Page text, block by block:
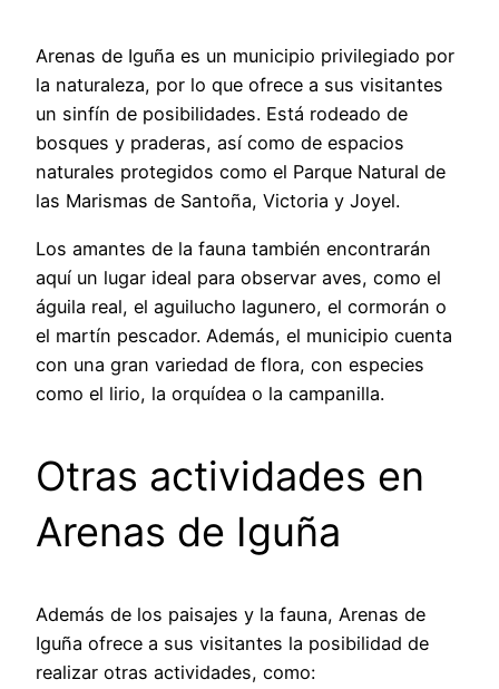
Arenas de Iguña es un municipio privilegiado por
la naturaleza, por lo que ofrece a sus visitantes
un sinfín de posibilidades. Está rodeado de
bosques y praderas, así como de espacios
naturales protegidos como el Parque Natural de
las Marismas de Santoña, Victoria y Joyel.
Los amantes de la fauna también encontrarán
aquí un lugar ideal para observar aves, como el
águila real, el aguilucho lagunero, el cormorán o
el martín pescador. Además, el municipio cuenta
con una gran variedad de flora, con especies
como el lirio, la orquídea o la campanilla.
Otras actividades en
Arenas de Iguña
Además de los paisajes y la fauna, Arenas de
Iguña ofrece a sus visitantes la posibilidad de
realizar otras actividades, como: